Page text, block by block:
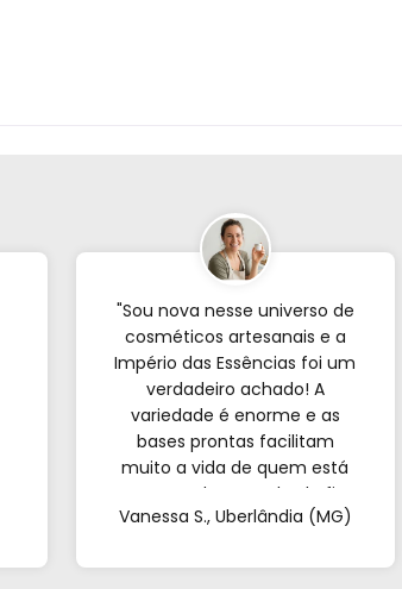
"Sou nova nesse universo de
cosméticos artesanais e a
Império das Essências foi um
verdadeiro achado! A
variedade é enorme e as
bases prontas facilitam
muito a vida de quem est
começando; o resultado fica
incrível. Sem contar o
que foi super atencioso e
Vanessa S., Uberlândia (MG)